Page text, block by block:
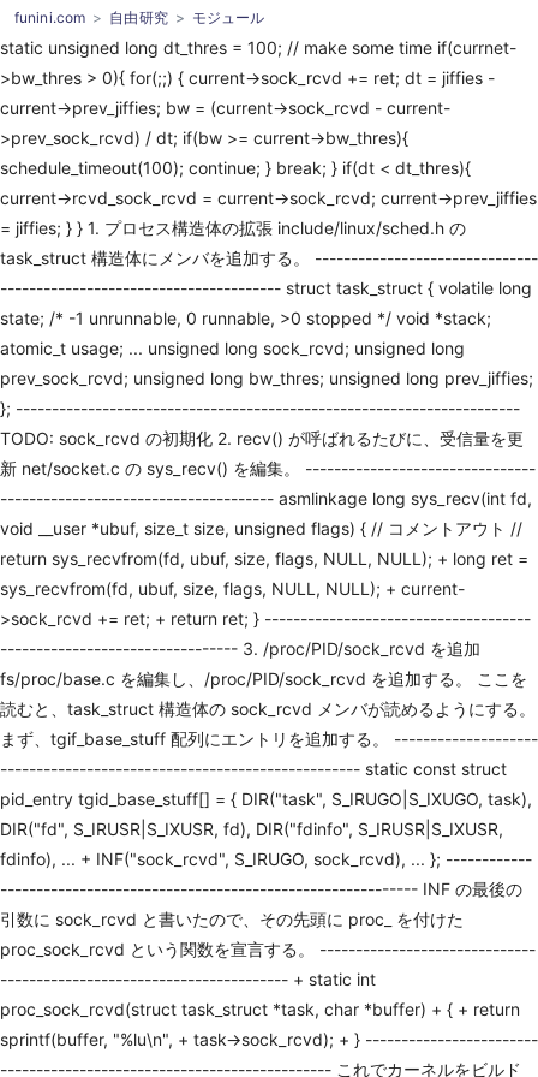
funini.com 自由研究 モジュール
static unsigned long dt_thres = 100; // make some time if(currnet-
>bw_thres > 0){ for(;;) { current->sock_rcvd += ret; dt = jiffies -
current->prev_jiffies; bw = (current->sock_rcvd - current-
>prev_sock_rcvd) / dt; if(bw >= current->bw_thres){
schedule_timeout(100); continue; } break; } if(dt < dt_thres){
current->rcvd_sock_rcvd = current->sock_rcvd; current->prev_jiffies
= jiffies; } } 1. プロセス構造体の拡張 include/linux/sched.h の
task_struct 構造体にメンバを追加する。 -------------------------------
--------------------------------------- struct task_struct { volatile long
state; /* -1 unrunnable, 0 runnable, >0 stopped */ void *stack;
atomic_t usage; ... unsigned long sock_rcvd; unsigned long
prev_sock_rcvd; unsigned long bw_thres; unsigned long prev_jiffies;
}; ----------------------------------------------------------------------
TODO: sock_rcvd の初期化 2. recv() が呼ばれるたびに、受信量を更
新 net/socket.c の sys_recv() を編集。 --------------------------------
-------------------------------------- asmlinkage long sys_recv(int fd,
void __user *ubuf, size_t size, unsigned flags) { // コメントアウト //
return sys_recvfrom(fd, ubuf, size, flags, NULL, NULL); + long ret =
sys_recvfrom(fd, ubuf, size, flags, NULL, NULL); + current-
>sock_rcvd += ret; + return ret; } -------------------------------------
--------------------------------- 3. /proc/PID/sock_rcvd を追加
fs/proc/base.c を編集し、/proc/PID/sock_rcvd を追加する。 ここを
読むと、task_struct 構造体の sock_rcvd メンバが読めるようにする。
まず、tgif_base_stuff 配列にエントリを追加する。 --------------------
-------------------------------------------------- static const struct
pid_entry tgid_base_stuff[] = { DIR("task", S_IRUGO|S_IXUGO, task),
DIR("fd", S_IRUSR|S_IXUSR, fd), DIR("fdinfo", S_IRUSR|S_IXUSR,
fdinfo), ... + INF("sock_rcvd", S_IRUGO, sock_rcvd), ... }; ------------
---------------------------------------------------------- INF の最後の
引数に sock_rcvd と書いたので、その先頭に proc_ を付けた
proc_sock_rcvd という関数を宣言する。 ------------------------------
---------------------------------------- + static int
proc_sock_rcvd(struct task_struct *task, char *buffer) + { + return
sprintf(buffer, "%lu\n", + task->sock_rcvd); + } ------------------------
---------------------------------------------- これでカーネルをビルド